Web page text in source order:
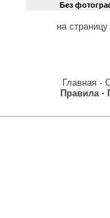
Без
на
Главная·
Правила·